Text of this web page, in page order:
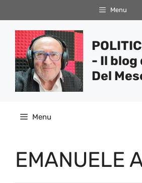
al
contenuto
Menu
- Il blog
Del
Menu
EMANUELE